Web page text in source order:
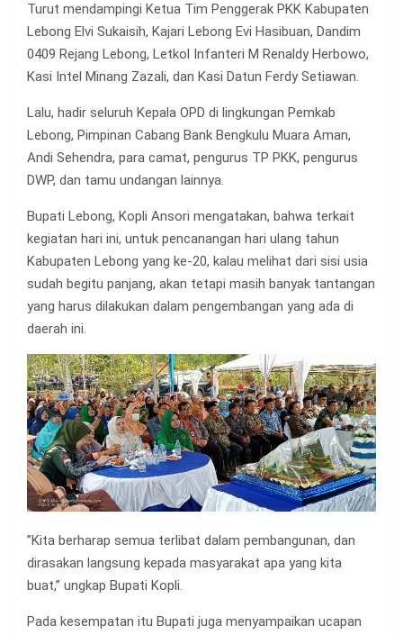
Turut mendampingi Ketua Tim Penggerak PKK Kabupaten
Lebong Elvi Sukaisih, Kajari Lebong Evi Hasibuan, Dandim
0409 Rejang Lebong, Letkol Infanteri M Renaldy Herbowo,
Kasi Intel Minang Zazali, dan Kasi Datun Ferdy Setiawan.
Lalu, hadir seluruh Kepala OPD di lingkungan Pemkab
Lebong, Pimpinan Cabang Bank Bengkulu Muara Aman,
Andi Sehendra, para camat, pengurus TP PKK, pengurus
DWP, dan tamu undangan lainnya.
Bupati Lebong, Kopli Ansori mengatakan, bahwa terkait
kegiatan hari ini, untuk pencanangan hari ulang tahun
Kabupaten Lebong yang ke-20, kalau melihat dari sisi usia
sudah begitu panjang, akan tetapi masih banyak tantangan
yang harus dilakukan dalam pengembangan yang ada di
daerah ini.
”Kita berharap semua terlibat dalam pembangunan, dan
dirasakan langsung kepada masyarakat apa yang kita
buat,” ungkap Bupati Kopli.
Pada kesempatan itu Bupati juga menyampaikan ucapan